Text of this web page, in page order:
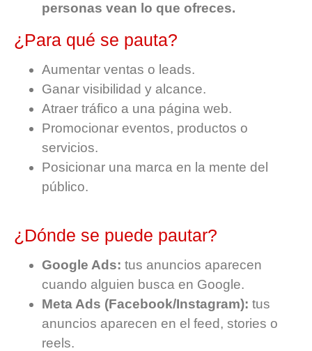
personas vean lo que ofreces.
¿Para qué se pauta?
Aumentar ventas o leads.
Ganar visibilidad y alcance.
Atraer tráfico a una página web.
Promocionar eventos, productos o
servicios.
Posicionar una marca en la mente del
público.
¿Dónde se puede pautar?
Google Ads: tus anuncios aparecen
cuando alguien busca en Google.
Meta Ads (Facebook/Instagram): tus
anuncios aparecen en el feed, stories o
reels.